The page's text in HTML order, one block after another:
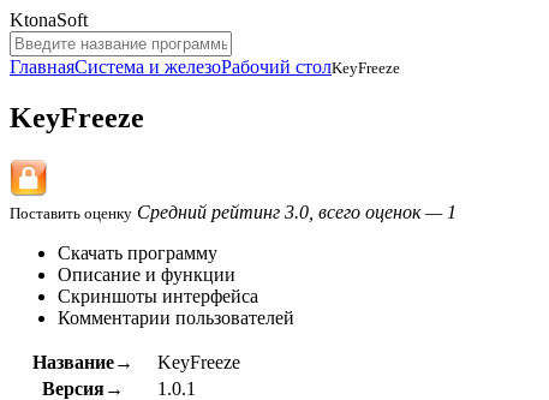
KtonaSoft
ГлавнаяСистема и железоРабочий столKeyFreeze
KeyFreeze
Поставить оценку Средний рейтинг 3.0, всего оценок — 1
Скачать программу
Описание и функции
Скриншоты интерфейса
Комментарии пользователей
Название→
KeyFreeze
Версия→
1.0.1